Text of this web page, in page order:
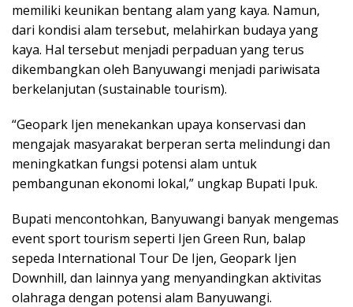
memiliki keunikan bentang alam yang kaya. Namun,
dari kondisi alam tersebut, melahirkan budaya yang
kaya. Hal tersebut menjadi perpaduan yang terus
dikembangkan oleh Banyuwangi menjadi pariwisata
berkelanjutan (sustainable tourism).
“Geopark Ijen menekankan upaya konservasi dan
mengajak masyarakat berperan serta melindungi dan
meningkatkan fungsi potensi alam untuk
pembangunan ekonomi lokal,” ungkap Bupati Ipuk.
Bupati mencontohkan, Banyuwangi banyak mengemas
event sport tourism seperti Ijen Green Run, balap
sepeda International Tour De Ijen, Geopark Ijen
Downhill, dan lainnya yang menyandingkan aktivitas
olahraga dengan potensi alam Banyuwangi.